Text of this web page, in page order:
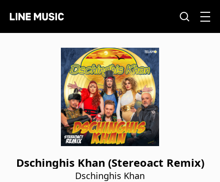
Dschinghis Khan (Stereoact Remix)
Dschinghis Khan